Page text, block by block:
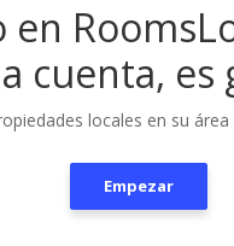
en
cuenta, es
locales en su
Empezar